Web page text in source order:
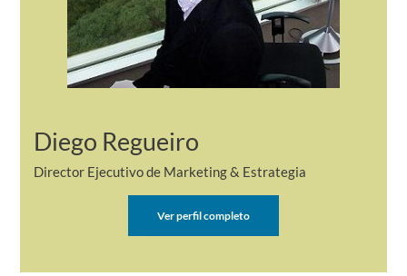
Diego Regueiro
Director Ejecutivo de Marketing & Estrategia
Ver perfil completo